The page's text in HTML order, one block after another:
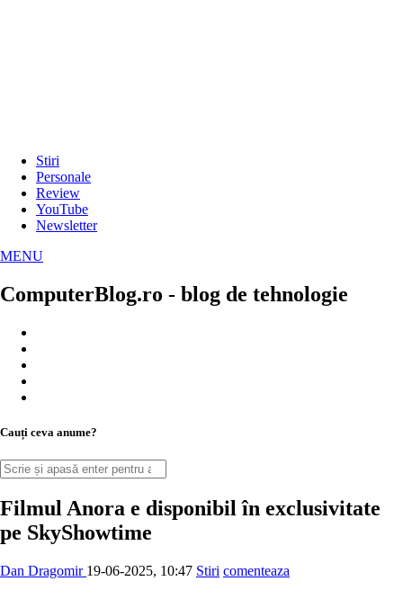
Stiri
Personale
Review
YouTube
Newsletter
MENU
ComputerBlog.ro - blog de tehnologie
Cauți ceva anume?
Filmul Anora e disponibil în exclusivitate
pe SkyShowtime
Dan Dragomir 19-06-2025, 10:47 Stiri comenteaza